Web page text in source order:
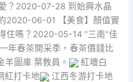
？2020-07-28 到始興水晶
2020-06-01 【美食】顏值實
住嗎？2020-05-14 “三南”佳
年春茶開采季，春茶價錢比
圖庫 葉教員。
紅墻白
紅打卡地
江西冬游打卡地